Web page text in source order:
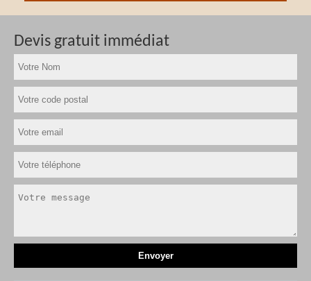
Devis gratuit immédiat